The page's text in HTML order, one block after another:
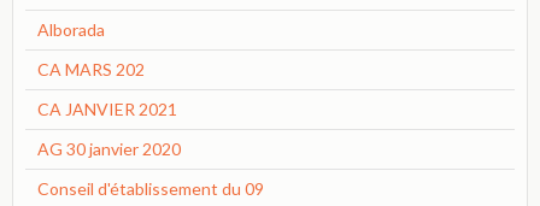
Alborada
CA MARS 202
CA JANVIER 2021
AG 30 janvier 2020
Conseil d'établissement du 09